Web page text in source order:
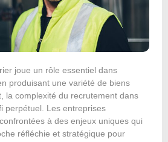
joue un rôle essentiel dans
produisant une variété de biens
la complexité du recrutement dans
perpétuel. Les entreprises
à des enjeux uniques qui
réfléchie et stratégique pour